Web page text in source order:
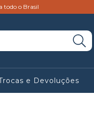
todo o Brasil
e Devoluções